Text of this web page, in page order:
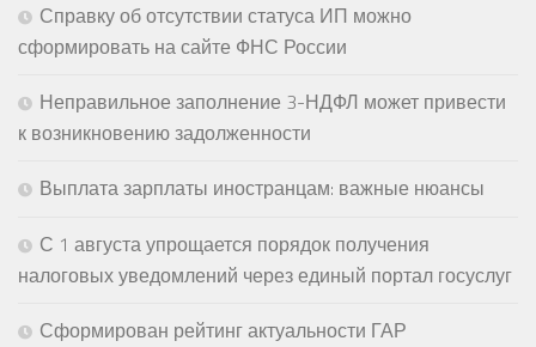
Справку об отсутствии статуса ИП можно
сформировать на сайте ФНС России
Неправильное заполнение 3-НДФЛ может привести
к возникновению задолженности
Выплата зарплаты иностранцам: важные нюансы
С 1 августа упрощается порядок получения
налоговых уведомлений через единый портал госуслуг
Сформирован рейтинг актуальности ГАР